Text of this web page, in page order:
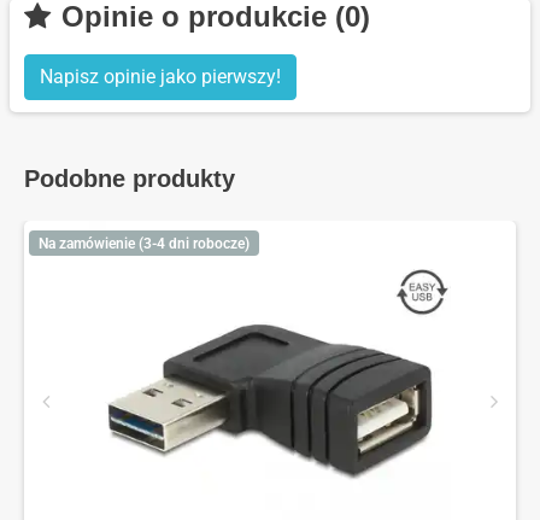
Opinie o produkcie (0)
Napisz opinie jako pierwszy!
Podobne produkty
Na zamówienie (3-4 dni robocze)